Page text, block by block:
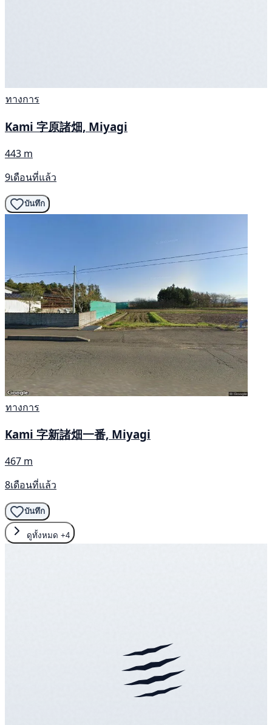
ทางการ
Kami 字原諸畑, Miyagi
443 m
9เดือนที่แล้ว
บันทึก
ทางการ
Kami 字新諸畑一番, Miyagi
467 m
8เดือนที่แล้ว
บันทึก
ดูทั้งหมด +4